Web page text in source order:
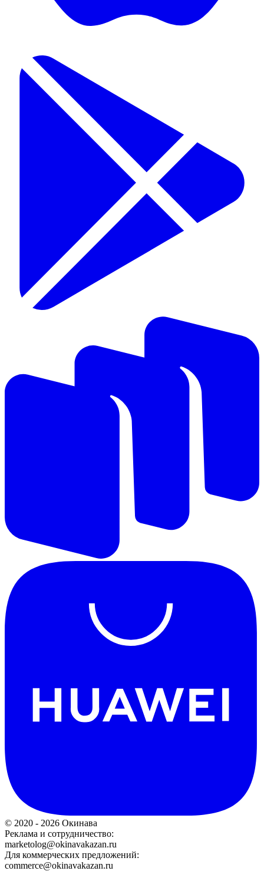
© 2020 - 2026 Окинава
Реклама и сотрудничество:
marketolog@okinavakazan.ru
Для коммерческих предложений:
commerce@okinavakazan.ru